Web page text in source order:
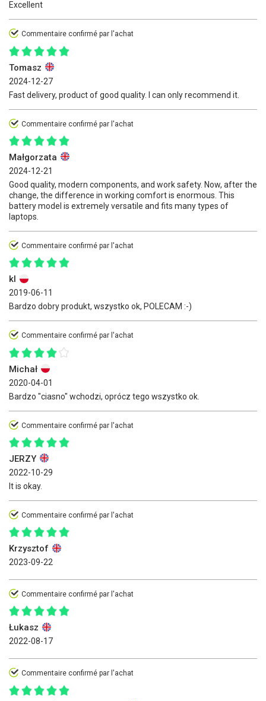
Excellent
Commentaire confirmé par l'achat
Tomasz
2024-12-27
Fast delivery, product of good quality. I can only recommend it.
Commentaire confirmé par l'achat
Małgorzata
2024-12-21
Good quality, modern components, and work safety. Now, after the
change, the difference in working comfort is enormous. This
battery model is extremely versatile and fits many types of
laptops.
Commentaire confirmé par l'achat
kl
2019-06-11
Bardzo dobry produkt, wszystko ok, POLECAM :-)
Commentaire confirmé par l'achat
Michał
2020-04-01
Bardzo "ciasno" wchodzi, oprócz tego wszystko ok.
Commentaire confirmé par l'achat
JERZY
2022-10-29
It is okay.
Commentaire confirmé par l'achat
Krzysztof
2023-09-22
Commentaire confirmé par l'achat
Łukasz
2022-08-17
Commentaire confirmé par l'achat